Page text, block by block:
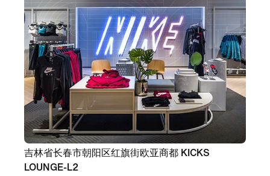
吉林省长春市朝阳区红旗街欧亚商都 KICKS
LOUNGE-L2